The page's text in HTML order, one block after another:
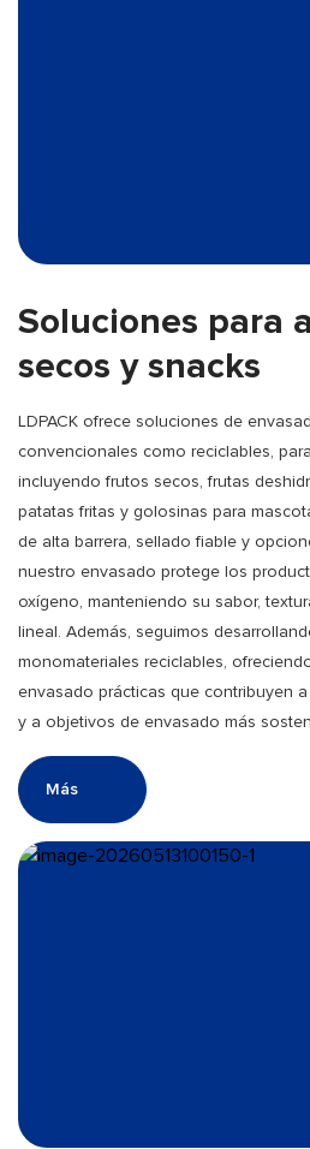
Soluciones para
secos y snacks
LDPACK ofrece soluciones de
convencionales como reciclables,
incluyendo frutos secos, frutas
patatas fritas y golosinas para
de alta barrera, sellado fiable y
nuestro envasado protege los
oxígeno, manteniendo su sabor,
lineal. Además, seguimos
monomateriales reciclables,
envasado prácticas que contribuyen
y a objetivos de envasado más
Más